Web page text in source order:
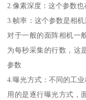
2.像素深度：这个参数也
3.帧率：这个参数是相
对于一般的面阵相机一
为每秒采集的行数，这
参数
4.曝光方式：不同的工
用的是逐行曝光方式，